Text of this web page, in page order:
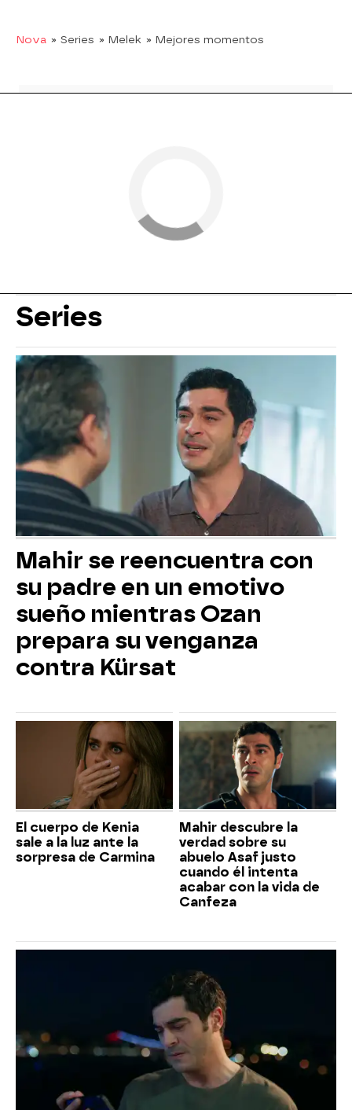
Nova » Series » Melek » Mejores momentos
Series
Mahir se reencuentra con
su padre en un emotivo
sueño mientras Ozan
prepara su venganza
contra Kürsat
El cuerpo de Kenia
sale a la luz ante la
sorpresa de Carmina
Mahir descubre la
verdad sobre su
abuelo Asaf justo
cuando él intenta
acabar con la vida de
Canfeza